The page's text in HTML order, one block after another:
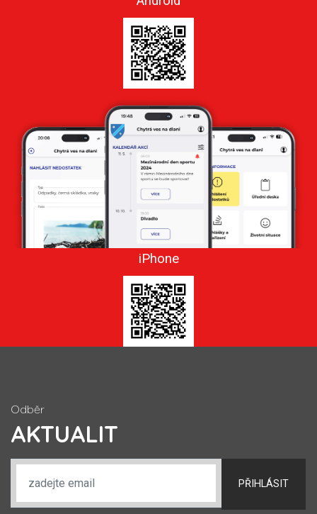
iPhone
Odběr
AKTUALIT
PŘIHLÁSIT